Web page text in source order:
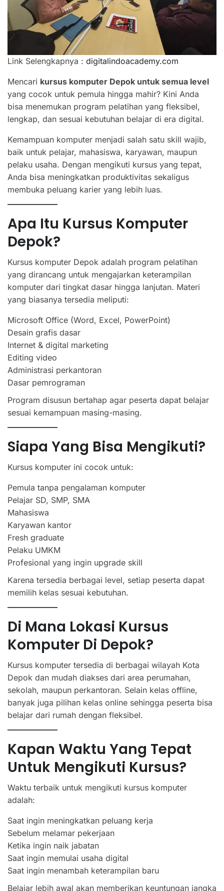
Link Selengkapnya : digitalindoacademy.com
Mencari kursus komputer Depok untuk semua level
yang cocok untuk pemula hingga mahir? Kini Anda
bisa menemukan program pelatihan yang fleksibel,
lengkap, dan sesuai kebutuhan belajar di era digital.
Kemampuan komputer menjadi salah satu skill wajib,
baik untuk pelajar, mahasiswa, karyawan, maupun
pelaku usaha. Dengan mengikuti kursus yang tepat,
Anda bisa meningkatkan produktivitas sekaligus
membuka peluang karier yang lebih luas.
Apa Itu Kursus Komputer
Depok?
Kursus komputer Depok adalah program pelatihan
yang dirancang untuk mengajarkan keterampilan
komputer dari tingkat dasar hingga lanjutan. Materi
yang biasanya tersedia meliputi:
Microsoft Office (Word, Excel, PowerPoint)
Desain grafis dasar
Internet & digital marketing
Editing video
Administrasi perkantoran
Dasar pemrograman
Program disusun bertahap agar peserta dapat belajar
sesuai kemampuan masing-masing.
Siapa Yang Bisa Mengikuti?
Kursus komputer ini cocok untuk:
Pemula tanpa pengalaman komputer
Pelajar SD, SMP, SMA
Mahasiswa
Karyawan kantor
Fresh graduate
Pelaku UMKM
Profesional yang ingin upgrade skill
Karena tersedia berbagai level, setiap peserta dapat
memilih kelas sesuai kebutuhan.
Di Mana Lokasi Kursus
Komputer Di Depok?
Kursus komputer tersedia di berbagai wilayah Kota
Depok dan mudah diakses dari area perumahan,
sekolah, maupun perkantoran. Selain kelas offline,
banyak juga pilihan kelas online sehingga peserta bisa
belajar dari rumah dengan fleksibel.
Kapan Waktu Yang Tepat
Untuk Mengikuti Kursus?
Waktu terbaik untuk mengikuti kursus komputer
adalah:
Saat ingin meningkatkan peluang kerja
Sebelum melamar pekerjaan
Ketika ingin naik jabatan
Saat ingin memulai usaha digital
Saat ingin menambah keterampilan baru
Belajar lebih awal akan memberikan keuntungan jangka